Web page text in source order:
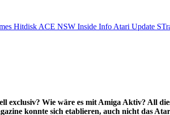
Hitdisk ACE NSW Inside Info Atari Update
exclusiv? Wie wäre es mit Amiga Aktiv? All
konnte sich etablieren, auch nicht das